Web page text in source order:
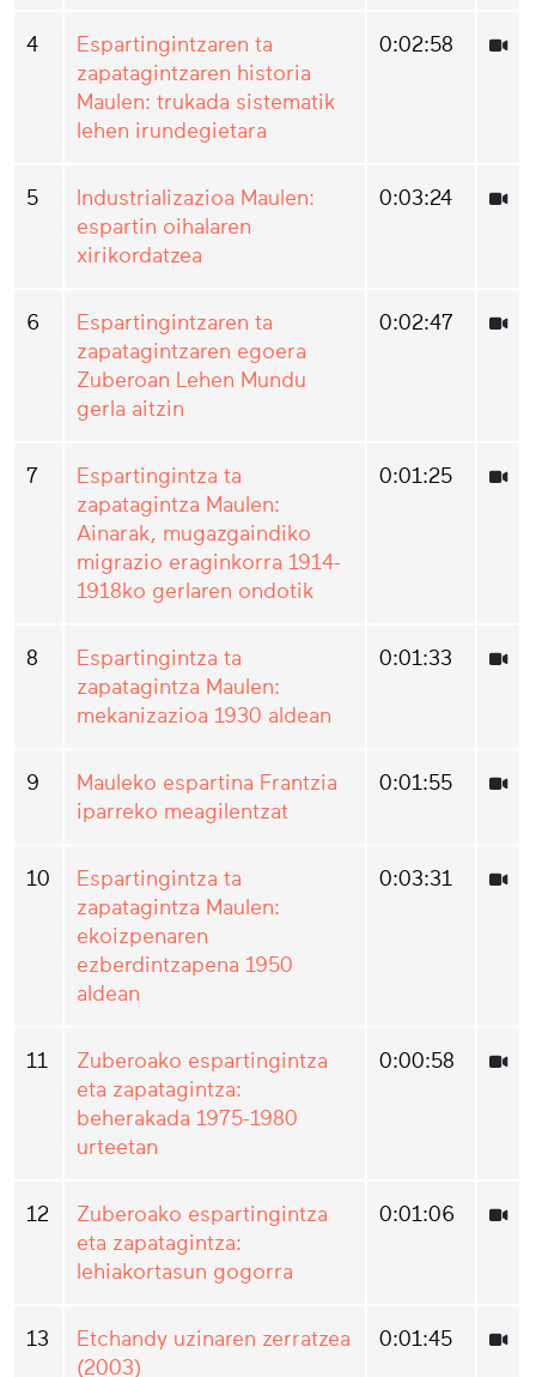
4
Espartingintzaren ta
zapatagintzaren historia
Maulen: trukada sistematik
lehen irundegietara
0:02:58
5
Industrializazioa Maulen:
espartin oihalaren
xirikordatzea
0:03:24
6
Espartingintzaren ta
zapatagintzaren egoera
Zuberoan Lehen Mundu
gerla aitzin
0:02:47
7
Espartingintza ta
zapatagintza Maulen:
Ainarak, mugazgaindiko
migrazio eraginkorra 1914-
1918ko gerlaren ondotik
0:01:25
8
Espartingintza ta
zapatagintza Maulen:
mekanizazioa 1930 aldean
0:01:33
9
Mauleko espartina Frantzia
iparreko meagilentzat
0:01:55
10
Espartingintza ta
zapatagintza Maulen:
ekoizpenaren
ezberdintzapena 1950
aldean
0:03:31
11
Zuberoako espartingintza
eta zapatagintza:
beherakada 1975-1980
urteetan
0:00:58
12
Zuberoako espartingintza
eta zapatagintza:
lehiakortasun gogorra
0:01:06
13
Etchandy uzinaren zerratzea
(2003)
0:01:45